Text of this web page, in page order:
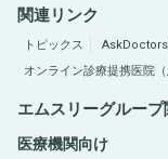
関連リンク
トピックス
オンライン診療提携医院
エムスリーグループ
医療機関向け